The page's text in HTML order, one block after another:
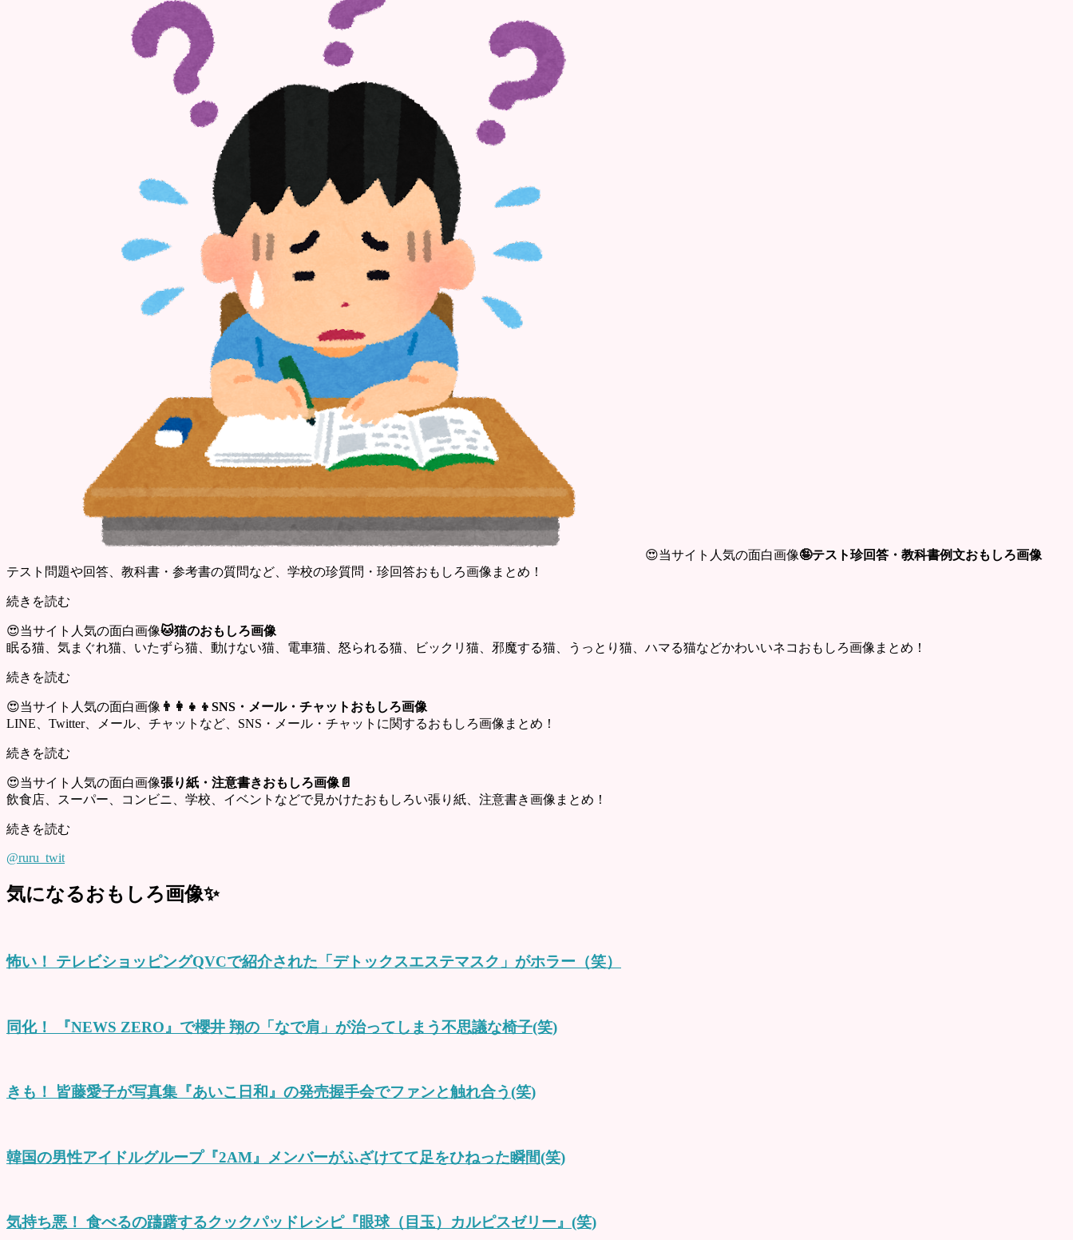
😍当サイト人気の面白画像🤪テスト珍回答・教科書例文おもしろ画像
テスト問題や回答、教科書・参考書の質問など、学校の珍質問・珍回答おもしろ画像まとめ！
続きを読む
😍当サイト人気の面白画像🐱猫のおもしろ画像
眠る猫、気まぐれ猫、いたずら猫、動けない猫、電車猫、怒られる猫、ビックリ猫、邪魔する猫、うっとり猫、ハマる猫などかわいいネコおもしろ画像まとめ！
続きを読む
😍当サイト人気の面白画像 👨‍👩‍👧‍👦SNS・メール・チャットおもしろ画像
LINE、Twitter、メール、チャットなど、SNS・メール・チャットに関するおもしろ画像まとめ！
続きを読む
😍当サイト人気の面白画像張り紙・注意書きおもしろ画像📄
飲食店、スーパー、コンビニ、学校、イベントなどで見かけたおもしろい張り紙、注意書き画像まとめ！
続きを読む
@ruru_twit
気になるおもしろ画像✨
怖い！ テレビショッピングQVCで紹介された「デトックスエステマスク」がホラー（笑）
同化！ 『NEWS ZERO』で櫻井 翔の「なで肩」が治ってしまう不思議な椅子(笑)
きも！ 皆藤愛子が写真集『あいこ日和』の発売握手会でファンと触れ合う(笑)
韓国の男性アイドルグループ『2AM』メンバーがふざけてて足をひねった瞬間(笑)
気持ち悪！ 食べるの躊躇するクックパッドレシピ『眼球（目玉）カルピスゼリー』(笑)